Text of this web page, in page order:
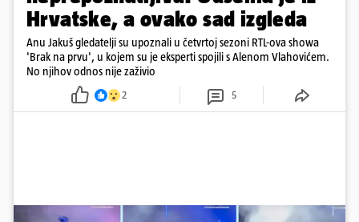
Hrvatske, a ovako sad izgleda
Anu Jakuš gledatelji su upoznali u četvrtoj sezoni RTL-ova showa
'Brak na prvu', u kojem su je eksperti spojili s Alenom Vlahovićem.
No njihov odnos nije zaživio
2 5